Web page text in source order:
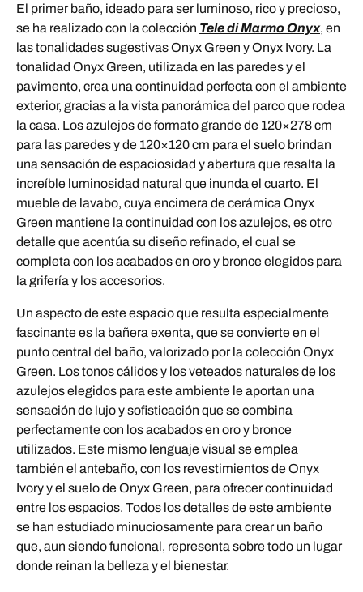
El primer baño, ideado para ser luminoso, rico y precioso,
se ha realizado con la colección Tele di Marmo Onyx, en
las tonalidades sugestivas Onyx Green y Onyx Ivory. La
tonalidad Onyx Green, utilizada en las paredes y el
pavimento, crea una continuidad perfecta con el ambiente
exterior, gracias a la vista panorámica del parco que rodea
la casa. Los azulejos de formato grande de 120×278 cm
para las paredes y de 120×120 cm para el suelo brindan
una sensación de espaciosidad y abertura que resalta la
increíble luminosidad natural que inunda el cuarto. El
mueble de lavabo, cuya encimera de cerámica Onyx
Green mantiene la continuidad con los azulejos, es otro
detalle que acentúa su diseño refinado, el cual se
completa con los acabados en oro y bronce elegidos para
la grifería y los accesorios.
Un aspecto de este espacio que resulta especialmente
fascinante es la bañera exenta, que se convierte en el
punto central del baño, valorizado por la colección Onyx
Green. Los tonos cálidos y los veteados naturales de los
azulejos elegidos para este ambiente le aportan una
sensación de lujo y sofisticación que se combina
perfectamente con los acabados en oro y bronce
utilizados. Este mismo lenguaje visual se emplea
también el antebaño, con los revestimientos de Onyx
Ivory y el suelo de Onyx Green, para ofrecer continuidad
entre los espacios. Todos los detalles de este ambiente
se han estudiado minuciosamente para crear un baño
que, aun siendo funcional, representa sobre todo un lugar
donde reinan la belleza y el bienestar.